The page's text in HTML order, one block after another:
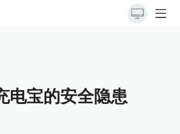
电宝的安全隐患